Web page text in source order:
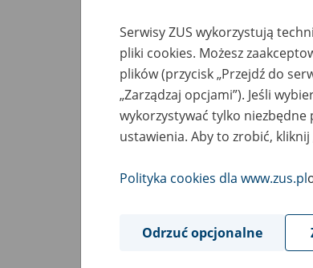
7
September
2016
5
September
2016
31
23
Serwisy ZUS wykorzystują
pliki cookies. Możesz
plików (przycisk „Przejdź do
„Zarządzaj opcjami”). Jeśli
wykorzystywać tylko niezbędne
ustawienia. Aby to zrobić,
Polityka cookies dla www.zus.pl
Odrzuć opcjonalne